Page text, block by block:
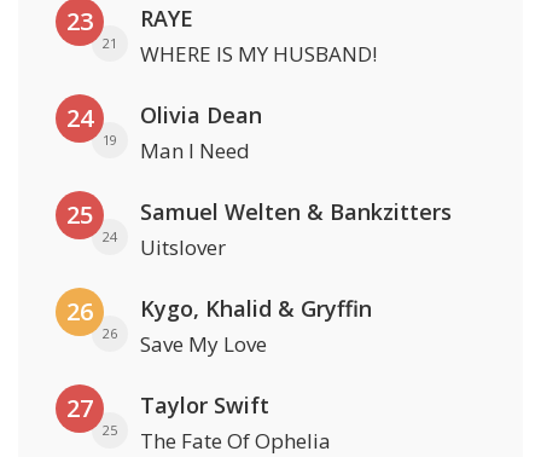
23
21
RAYE
WHERE IS MY HUSBAND!
24
19
Olivia Dean
Man I Need
25
24
Samuel Welten & Bankzitters
Uitslover
26
26
Kygo, Khalid & Gryffin
Save My Love
27
25
Taylor Swift
The Fate Of Ophelia